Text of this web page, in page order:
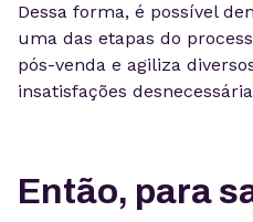
Dessa forma, é possível
uma das etapas do
pós-venda e agiliza
insatisfações
Então, para